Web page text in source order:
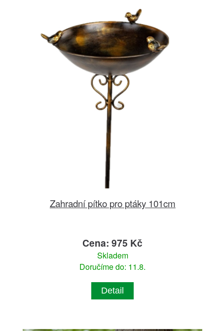
Zahradní pítko pro ptáky 101cm
Cena: 975 Kč
Skladem
Doručíme do: 11.8.
Detail